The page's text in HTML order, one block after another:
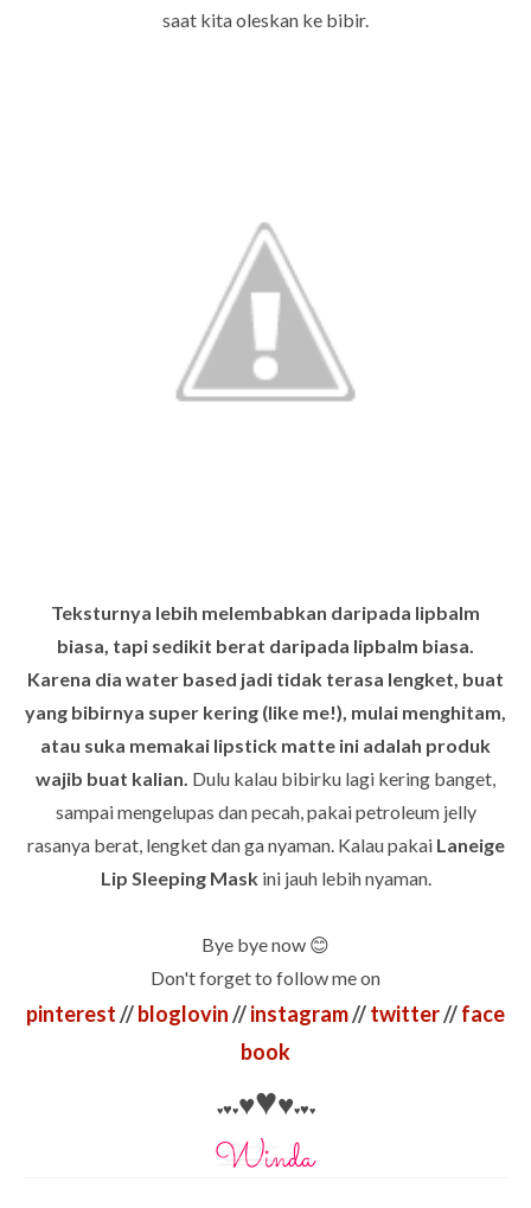
saat kita oleskan ke bibir.
Teksturnya lebih melembabkan daripada lipbalm
biasa, tapi sedikit berat daripada lipbalm biasa.
Karena dia water based jadi tidak terasa lengket, buat
yang bibirnya super kering (like me!), mulai menghitam,
atau suka memakai lipstick matte ini adalah produk
wajib buat kalian. Dulu kalau bibirku lagi kering banget,
sampai mengelupas dan pecah, pakai petroleum jelly
rasanya berat, lengket dan ga nyaman. Kalau pakai Laneige
Lip Sleeping Maskini jauh lebih nyaman.
Bye bye now 😊
Don't forget to follow me on
pinterest//bloglovin//instagram//twitter//face
book
♥♥♥♥♥♥♥♥♥